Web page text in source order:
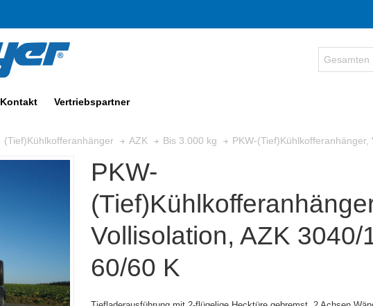
Kontakt Vertriebspartner
(Tief)Kühlkofferanhänger AZK Bis 3.000 kg PKW-
PKW-
Vollisolation, AZK 3040/
60/60 K